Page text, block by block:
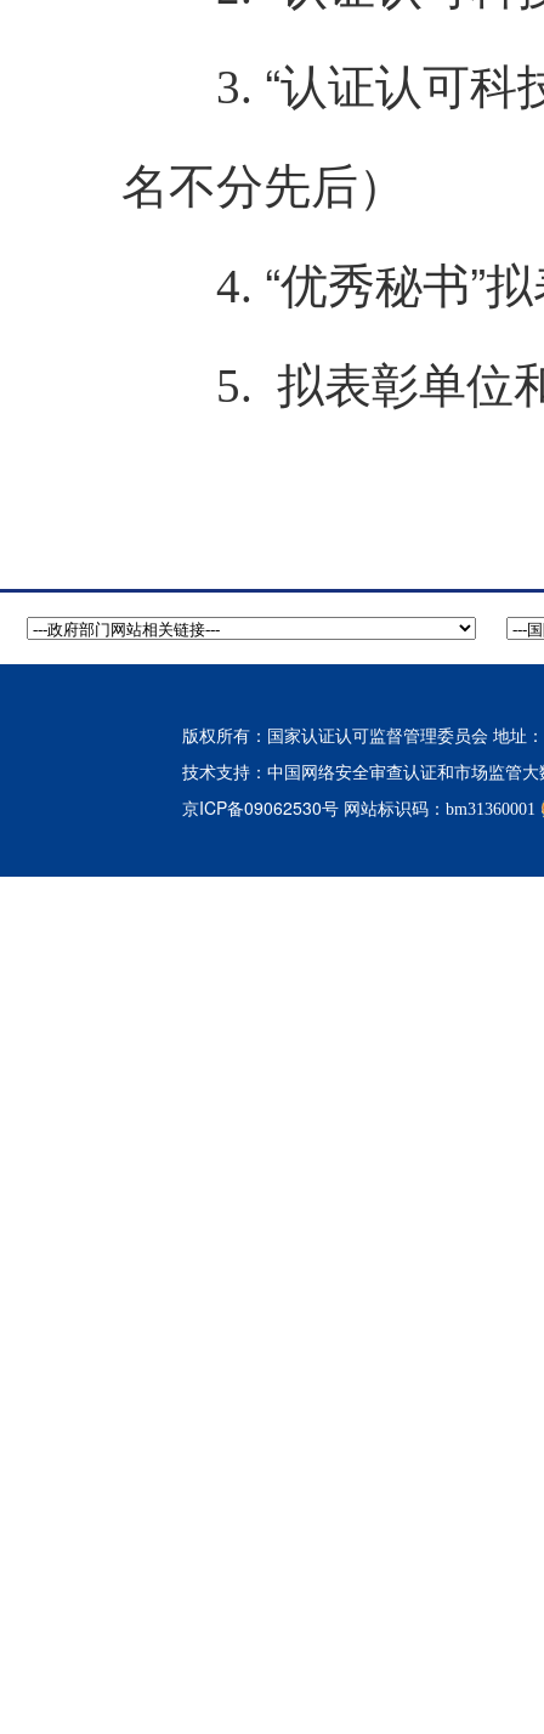
3. “认证认可科
名不分先后）
4. “优秀秘书”
5. 拟表彰单位
版权所有：国家认证认可监督管理委员会 地址
技术支持： 中国网络安全审查认证和市场监管
京ICP备09062530号 网站标识码：bm31360001